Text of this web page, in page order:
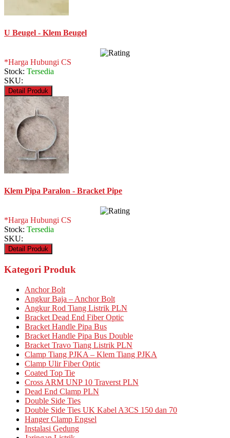
U Beugel - Klem Beugel
*Harga Hubungi CS
Stock: Tersedia
SKU:
Detail Produk
Klem Pipa Paralon - Bracket Pipe
*Harga Hubungi CS
Stock: Tersedia
SKU:
Detail Produk
Kategori Produk
Anchor Bolt
Angkur Baja – Anchor Bolt
Angkur Rod Tiang Listrik PLN
Bracket Dead End Fiber Optic
Bracket Handle Pipa Bus
Bracket Handle Pipa Bus Double
Bracket Travo Tiang Listrik PLN
Clamp Tiang PJKA – Klem Tiang PJKA
Clamp Ulir Fiber Optic
Coated Top Tie
Cross ARM UNP 10 Traverst PLN
Dead End Clamp PLN
Double Side Ties
Double Side Ties UK Kabel A3CS 150 dan 70
Hanger Clamp Engsel
Instalasi Gedung